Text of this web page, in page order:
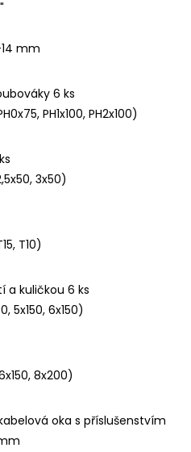
mm
6 ks
PH1x100, PH2x100)
3x50)
T10)
a kuličkou 6 ks
5x150, 6x150)
8x200)
oka s příslušenstvím